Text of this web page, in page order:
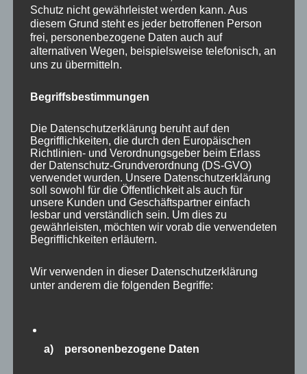
Schreibe einen Kommentar
Du musstangemeldetsein, um einen
Kommentar abzugeben.
reduzieren.Erfahre, wie deine
Kommentardaten verarbeitet werden.
Beitragsnavigation
ZURÜCK
Vorheriger
Beitrag:
Zitat der Woche
Nächster
Beitrag:
Zitat der Woche
Schutz nicht gewährleistet werden kann. Aus
diesem Grund steht es jeder betroffenen Person
frei, personenbezogene Daten auch auf
alternativen Wegen, beispielsweise telefonisch, an
uns zu übermitteln.
Begriffsbestimmungen
Die Datenschutzerklärung beruht auf den
Begrifflichkeiten, die durch den Europäischen
Richtlinien- und Verordnungsgeber beim Erlass
der Datenschutz-Grundverordnung (DS-GVO)
verwendet wurden. Unsere Datenschutzerklärung
soll sowohl für die Öffentlichkeit als auch für
unsere Kunden und Geschäftspartner einfach
lesbar und verständlich sein. Um dies zu
gewährleisten, möchten wir vorab die verwendeten
Begrifflichkeiten erläutern.
Wir verwenden in dieser Datenschutzerklärung
unter anderem die folgenden Begriffe:
a) personenbezogene Daten